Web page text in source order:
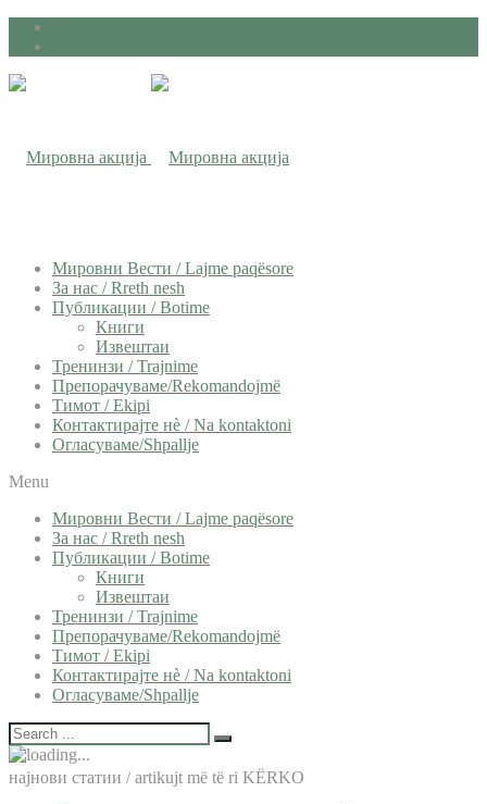
Мировни Вести / Lajme paqësore
За нас / Rreth nesh
Публикации / Botime
Книги
Извештаи
Тренинзи / Trajnime
Препорачуваме/Rekomandojmë
Тимот / Ekipi
Контактирајте нѐ / Na kontaktoni
Огласуваме/Shpallje
Menu
Мировни Вести / Lajme paqësore
За нас / Rreth nesh
Публикации / Botime
Книги
Извештаи
Тренинзи / Trajnime
Препорачуваме/Rekomandojmë
Тимот / Ekipi
Контактирајте нѐ / Na kontaktoni
Огласуваме/Shpallje
најнови статии / artikujt më të ri KËRKO